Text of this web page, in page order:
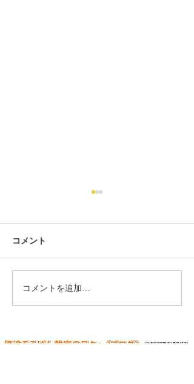
甲木 さくら（2025年5月
第427回検定）
コメント
コメントを追加…